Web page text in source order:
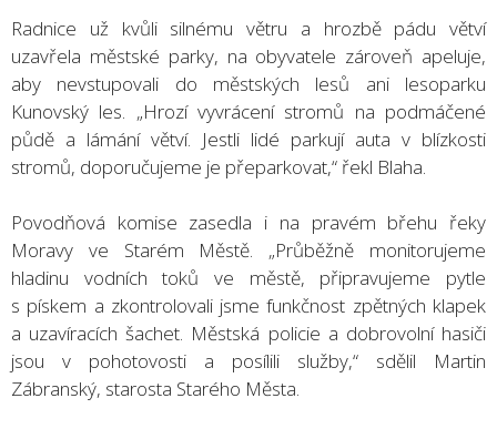
Radnice už kvůli silnému větru a hrozbě pádu větví
uzavřela městské parky, na obyvatele zároveň apeluje,
aby nevstupovali do městských lesů ani lesoparku
Kunovský les. „Hrozí vyvrácení stromů na podmáčené
půdě a lámání větví. Jestli lidé parkují auta v blízkosti
stromů, doporučujeme je přeparkovat,“ řekl Blaha.
Povodňová komise zasedla i na pravém břehu řeky
Moravy ve Starém Městě. „Průběžně monitorujeme
hladinu vodních toků ve městě, připravujeme pytle
s pískem a zkontrolovali jsme funkčnost zpětných klapek
a uzavíracích šachet. Městská policie a dobrovolní hasiči
jsou v pohotovosti a posílili služby,“ sdělil Martin
Zábranský, starosta Starého Města.